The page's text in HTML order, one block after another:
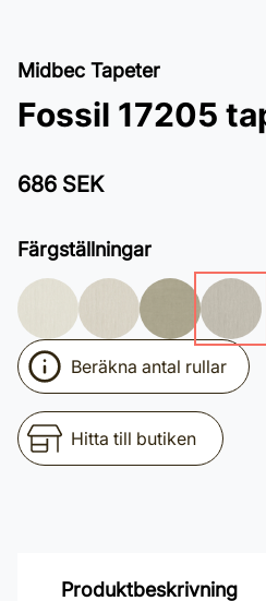
Midbec Tapeter
Fossil 17205
686 SEK
Färgställningar
Beräkna antal rullar
Hitta till butiken
Produktbeskrivning